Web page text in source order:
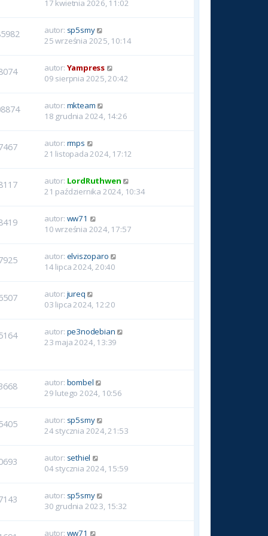
17 kwietnia 2026, 11:02
autor: sp5smy
25 września 2025, 10:14
autor: Yampress
09 sierpnia 2025, 20:42
autor: mkteam
18 grudnia 2024, 14:26
autor: rmps
21 listopada 2024, 17:12
autor: LordRuthwen
21 października 2024, 10:34
autor: ww71
10 września 2024, 17:57
autor: elviszoparo
14 lipca 2024, 20:40
autor: jureq
03 lipca 2024, 12:20
autor: pe3nodebian
23 maja 2024, 13:39
autor: bombel
29 lutego 2024, 10:56
autor: sp5smy
24 stycznia 2024, 21:53
autor: sethiel
04 stycznia 2024, 15:59
autor: sp5smy
30 grudnia 2023, 15:32
autor: ww71